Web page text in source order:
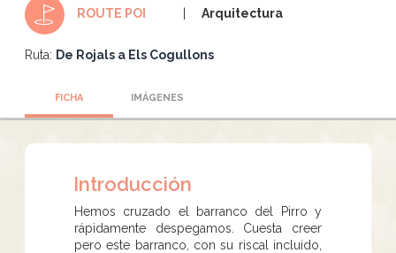
ROUTE POI Arquitectura
Ruta: De Rojals a Els Cogullons
FICHA IMÁGENES
Introducción
Hemos cruzado el barranco del Pirro y
rápidamente despegamos. Cuesta creer
pero este barranco, con su riscal incluido,